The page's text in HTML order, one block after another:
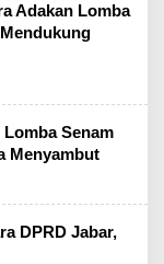
Adakan Lomba
Senam
Menyambut
DPRD Jabar,